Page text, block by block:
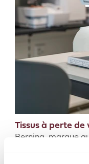
Tissus à perte de
Bernina, marque
écrin qui reflète